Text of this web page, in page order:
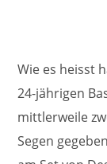
Wie es heisst
24-jährigen
mittlerweile
Segen